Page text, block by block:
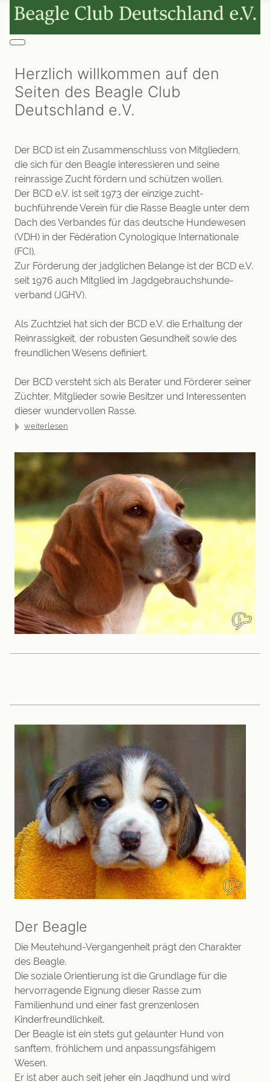
Herzlich willkommen auf den
Seiten des Beagle Club
Deutschland e.V.
Der BCD ist ein Zusam­men­schluss von Mitgliedern,
die sich für den Beagle interes­sieren und seine
reinrassige Zucht fördern und schützen wollen.
Der BCD e.V. ist seit 1973 der einzige zucht­
buchführende Verein für die Rasse Beagle unter dem
Dach des Verbandes für das deutsche Hundewesen
(VDH) in der Fédération Cynologique Inter­nationale
(FCI).
Zur Förder­ung der jadglichen Belange ist der BCD e.V.
seit 1976 auch Mitglied im Jagdge­brauchs­hunde­
verband (JGHV).
Als Zuchtziel hat sich der BCD e.V. die Erhaltung der
Reinrassigkeit, der robus­ten Gesundheit sowie des
freundlichen Wesens definiert.
Der BCD versteht sich als Berater und Förderer seiner
Züchter, Mitglieder sowie Besitzer und Interessenten
dieser wundervollen Rasse.
weiterlesen
Der Beagle
Die Meutehund-Vergangenheit prägt den Charakter
des Beagle.
Die soziale Orientierung ist die Grundlage für die
hervorragende Eignung dieser Rasse zum
Familienhund und einer fast grenzenlosen
Kinderfreundlichkeit.
Der Beagle ist ein stets gut gelaunter Hund von
sanftem, fröhlichem und anpassungsfähigem
Wesen.
Er ist aber auch seit jeher ein Jagdhund und wird